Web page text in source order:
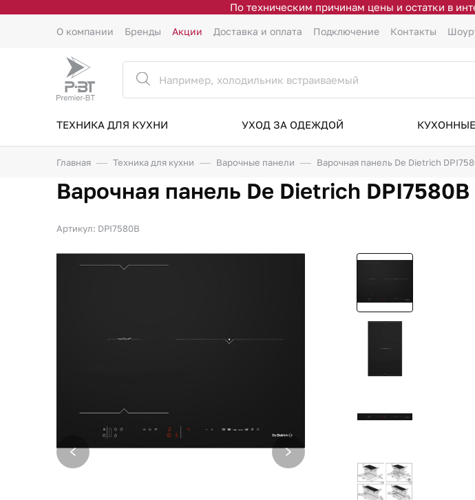
По техническим причинам цены и остатки в
О компании Бренды Акции Доставка и оплата Подключение Контакты
ТЕХНИКА ДЛЯ КУХНИ УХОД ЗА ОДЕЖДОЙ
Главная Техника для кухни Варочные панели Варочная панель De Dietrich
Варочная панель De Dietrich DPI7580B
Артикул: DPI7580B